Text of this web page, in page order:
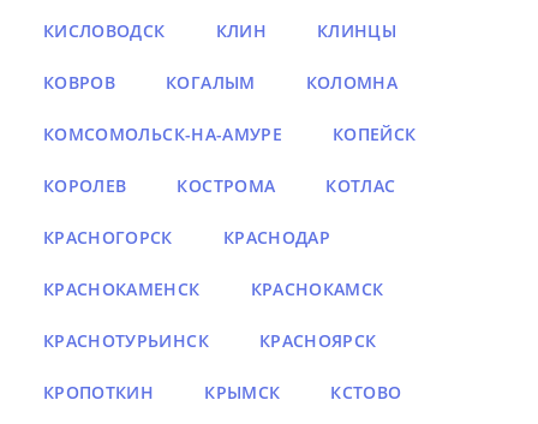
КИСЛОВОДСК КЛИН КЛИНЦЫ
КОВРОВ КОГАЛЫМ КОЛОМНА
КОМСОМОЛЬСК-НА-АМУРЕ КОПЕЙСК
КОРОЛЕВ КОСТРОМА КОТЛАС
КРАСНОГОРСК КРАСНОДАР
КРАСНОКАМЕНСК КРАСНОКАМСК
КРАСНОТУРЬИНСК КРАСНОЯРСК
КРОПОТКИН КРЫМСК КСТОВО